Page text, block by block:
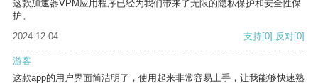
这款加速器VPM应用程序已经为我们带来了无限的隐私保护和安全性保
护。
2024-12-04
支持[0] 反对[0]
游客
这款app的用户界面简洁明了，使用起来非常容易上手，让我能够快速熟